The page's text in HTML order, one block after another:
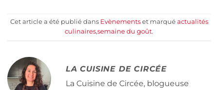
Cet article a été publié dans Evènementset marqué actualités
culinaires,semaine du goût.
LA CUISINE DE CIRCÉE
La Cuisine de Circée, blogueuse